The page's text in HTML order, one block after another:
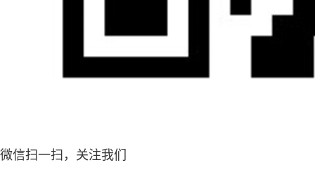
微信扫一扫，关注我们